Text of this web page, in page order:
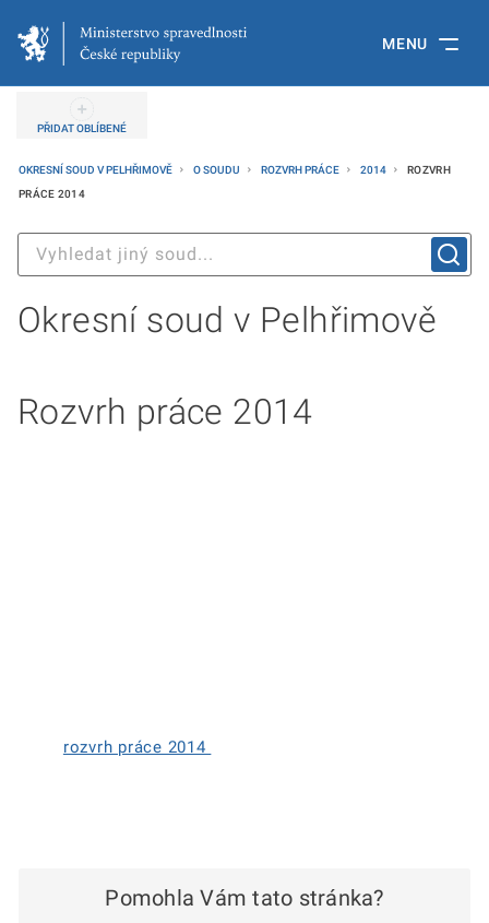
MENU
PŘIDAT OBLÍBENÉ
OKRESNÍ SOUD V PELHŘIMOVĚ O SOUDU ROZVRH PRÁCE 2014
ROZVRH
PRÁCE 2014
Okresní soud v Pelhřimově
Rozvrh práce 2014
rozvrh práce 2014
Pomohla Vám tato stránka?